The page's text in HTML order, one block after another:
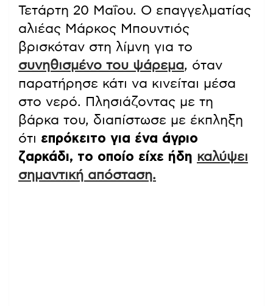
Τετάρτη 20 Μαΐου. Ο επαγγελματίας
αλιέας Μάρκος Μπουντιός
βρισκόταν στη λίμνη για το
συνηθισμένο του ψάρεμα, όταν
παρατήρησε κάτι να κινείται μέσα
στο νερό. Πλησιάζοντας με τη
βάρκα του, διαπίστωσε με έκπληξη
ότι επρόκειτο για ένα άγριο
ζαρκάδι, το οποίο είχε ήδη καλύψει
σημαντική απόσταση.